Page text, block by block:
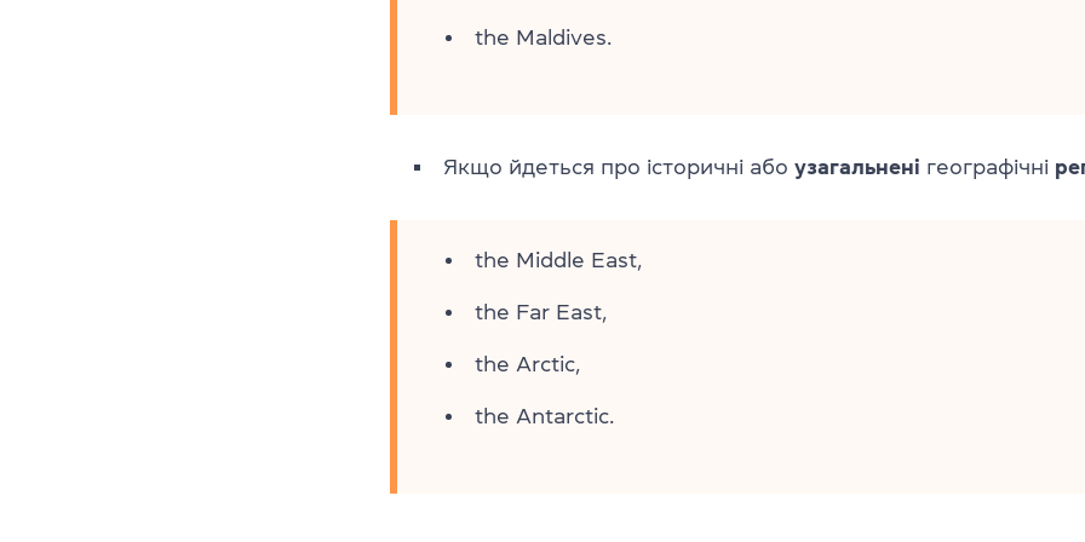
the Maldives.
Якщо йдеться про історичні або узагальнені географічні
the Middle East,
the Far East,
the Arctic,
the Antarctic.